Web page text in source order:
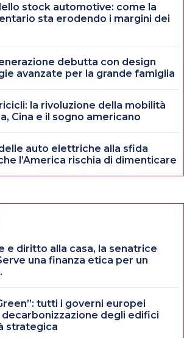
stock automotive: come la
sta erodendo i margini dei
debutta con design
avanzate per la grande famiglia
la rivoluzione della mobilità
Cina e il sogno americano
auto elettriche alla sfida
l’America rischia di dimenticare
e diritto alla casa, la senatrice
una finanza etica per un
tutti i governi europei
decarbonizzazione degli edifici
strategica